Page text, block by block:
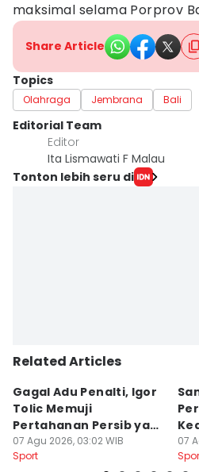
maksimal selama Porprov
Share Article
Topics
Olahraga Jembrana Bali
Editorial Team
Editor
Ita Lismawati F Malau
Tonton lebih seru di
Related Articles
Gagal Adu Penalti, Igor
Tolic Memuji
Pertahanan Persib yang
Solid
07 Agu 2026, 03:02 WIB
Sport
07